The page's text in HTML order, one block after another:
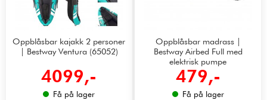
Oppblåsbar kajakk 2 personer
| Bestway Ventura (65052)
4099,-
Få på lager
Oppblåsbar madrass |
Bestway Airbed Full med
elektrisk pumpe
479,-
Få på lager